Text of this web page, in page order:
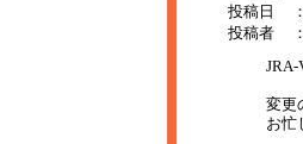
投稿日
投稿者
：
JRA-
変更
お忙